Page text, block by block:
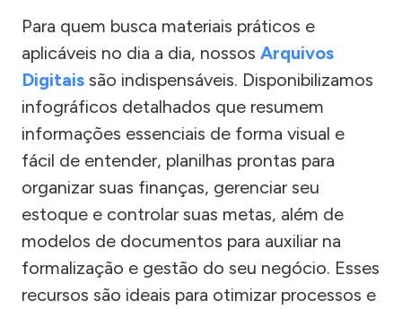
Para quem busca materiais práticos e
aplicáveis no dia a dia, nossos Arquivos
Digitais são indispensáveis. Disponibilizamos
infográficos detalhados que resumem
informações essenciais de forma visual e
fácil de entender, planilhas prontas para
organizar suas finanças, gerenciar seu
estoque e controlar suas metas, além de
modelos de documentos para auxiliar na
formalização e gestão do seu negócio. Esses
recursos são ideais para otimizar processos e